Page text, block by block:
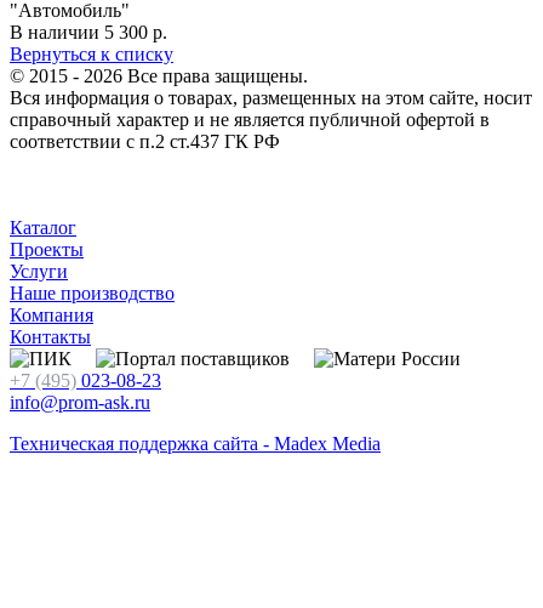
В наличии 5 300 р.
Вернуться к списку
© 2015 - 2026 Все права защищены.
Вся информация о товарах, размещенных на этом сайте, носит
справочный характер и не является публичной офертой в
соответствии с п.2 ст.437 ГК РФ
Каталог
Проекты
Услуги
Наше производство
Компания
Контакты
+7 (495) 023-08-23
info@prom-ask.ru
Техническая поддержка сайта - Madex Media